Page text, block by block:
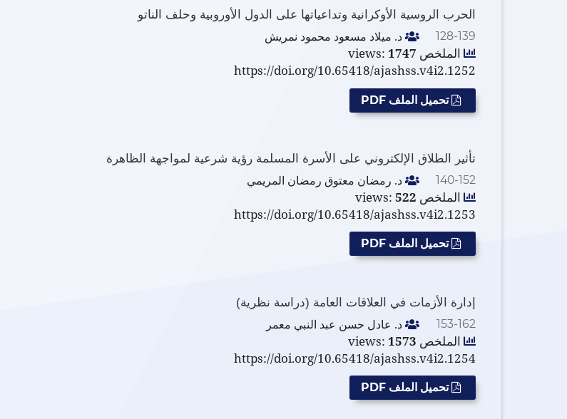
الحرب الروسية الأوكرانية وتداعياتها على الدول الأوروبية وحلف الناتو
د. ميلاد مسعود محمود نمريش 128-139
الملخص views: 1747
https://doi.org/10.65418/ajashss.v4i2.1252
تحميل الملف PDF
تأثير الطلاق الإلكتروني على الأسرة المسلمة رؤية شرعية لمواجهة الظاهرة
د. رمضان معتوق رمضان المريمي 140-152
الملخص views: 522
https://doi.org/10.65418/ajashss.v4i2.1253
تحميل الملف PDF
إدارة الأزمات في العلاقات العامة (دراسة نظرية)
د. عادل حسن عبد النبي معمر 153-162
الملخص views: 1573
https://doi.org/10.65418/ajashss.v4i2.1254
تحميل الملف PDF